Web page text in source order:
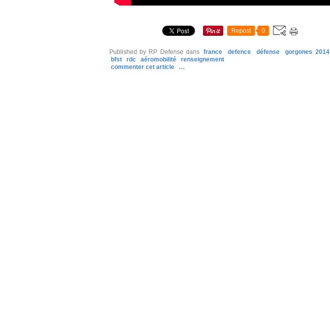
Repost 0
Published by RP Defense dans france defence défense gorgones 2014
bfst
rdc aéromobilité
renseignement
commenter cet article
…